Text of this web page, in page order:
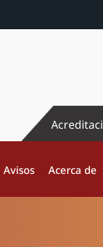
Avisos Acerca de